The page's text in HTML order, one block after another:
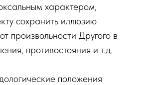
характером,
сохранить иллюзию
произвольности Другого в
противостояния и т.д.
положения